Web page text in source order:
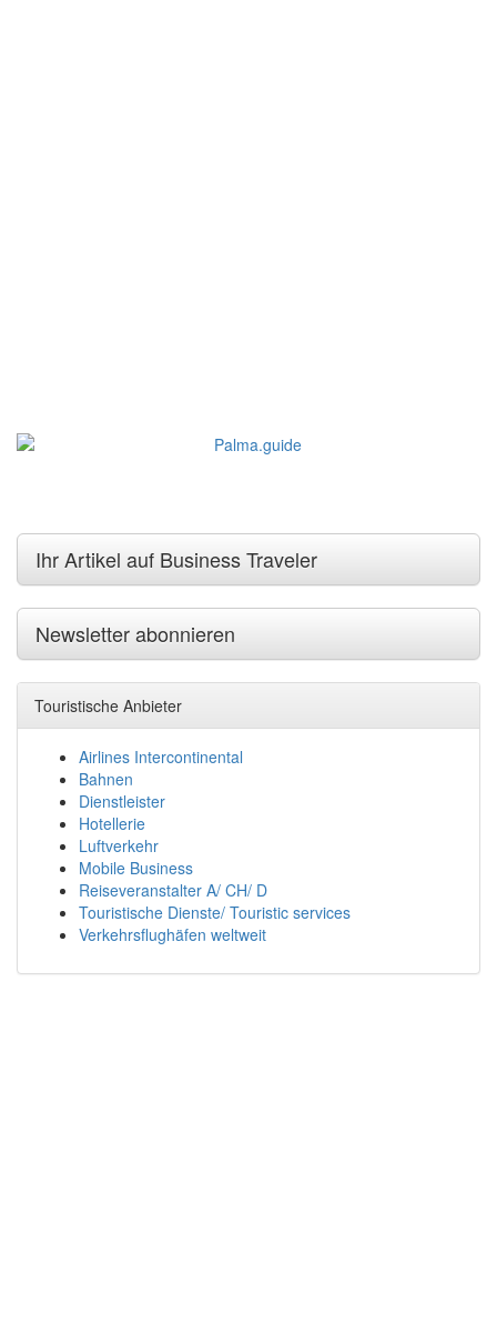
Ihr Artikel auf Business Traveler
Newsletter abonnieren
Touristische Anbieter
Airlines Intercontinental
Bahnen
Dienstleister
Hotellerie
Luftverkehr
Mobile Business
Reiseveranstalter A/ CH/ D
Touristische Dienste/ Touristic services
Verkehrsflughäfen weltweit